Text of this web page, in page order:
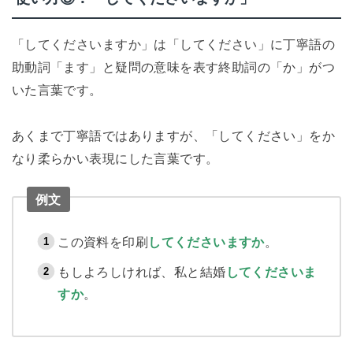
「してくださいますか」は「してください」に丁寧語の
助動詞「ます」と疑問の意味を表す終助詞の「か」がつ
いた言葉です。
あくまで丁寧語ではありますが、「してください」をか
なり柔らかい表現にした言葉です。
例文
この資料を印刷 してくださいますか。
もしよろしければ、私と結婚 してくださいま
すか。